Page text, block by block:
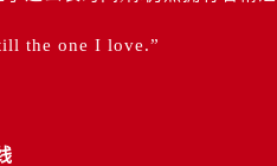
the one I love.”